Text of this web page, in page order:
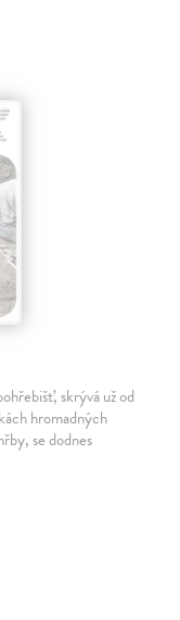
skrývá už od
hromadných
se dodnes